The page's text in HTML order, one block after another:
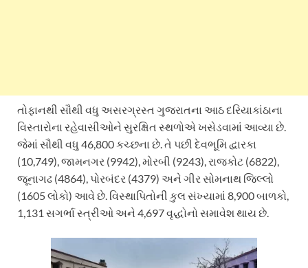
તોફાનથી સૌથી વધુ અસરગ્રસ્ત ગુજરાતના આઠ દરિયાકાંઠાના
વિસ્તારોના રહેવાસીઓને સુરક્ષિત સ્થળોએ ખસેડવામાં આવ્યા છે.
જેમાં સૌથી વધુ 46,800 કચ્છના છે. તે પછી દેવભૂમિ દ્વારકા
(10,749), જામનગર (9942), મોરબી (9243), રાજકોટ (6822),
જૂનાગઢ (4864), પોરબંદર (4379) અને ગીર સોમનાથ જિલ્લો
(1605 લોકો) આવે છે. વિસ્થાપિતોની કુલ સંખ્યામાં 8,900 બાળકો,
1,131 સગર્ભા સ્ત્રીઓ અને 4,697 વૃદ્ધોનો સમાવેશ થાય છે.